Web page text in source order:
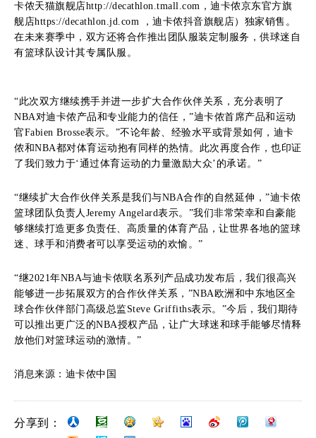
卡侬天猫旗舰店http://decathlon.tmall.com，迪卡侬京东官方旗
舰店https://decathlon.jd.com ，迪卡侬抖音旗舰店）独家销售。
在未来赛季中，双方还将合作推出团队服装定制服务，供球迷自
有篮球队设计其专属队服。
“此次双方继续携手并进一步扩大合作伙伴关系，充分表明了
NBA对迪卡侬产品和专业能力的信任，”迪卡侬首席产品和运动
官Fabien Brosse表示。”不论年龄、经验水平或背景如何，迪卡
侬和NBA都对体育运动抱有同样的热情。此次再度合作，也印证
了我们致力于‘通过体育运动的力量激励大众’的承诺。”
“继续扩大合作伙伴关系是我们与NBA合作的自然延伸，”迪卡侬
篮球团队负责人Jeremy Angelard表示。”我们非常荣幸和自豪能
够继续打造更多负责任、高质量的体育产品，让世界各地的篮球
迷、球手和消费者可以享受运动的欢愉。”
“继2021年NBA与迪卡侬联名系列产品成功发布后，我们很高兴
能够进一步拓展双方的合作伙伴关系，”NBA欧洲和中东地区全
球合作伙伴部门高级总监Steve Griffiths表示。”今后，我们期待
可以推出更广泛的NBA授权产品，让广大球迷和球手能够尽情释
放他们对篮球运动的激情。”
消息来源：迪卡侬中国
分享到：